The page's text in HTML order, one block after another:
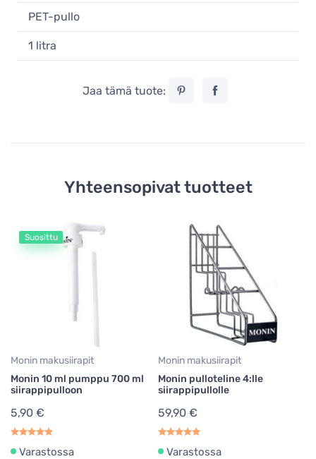
PET-pullo
1 litra
Jaa tämä tuote:
Yhteensopivat tuotteet
Suosittu
Monin makusiirapit
Monin 10 ml pumppu 700 ml
siirappipulloon
5,90 €
Varastossa
Monin makusiirapit
Monin pulloteline 4:lle
siirappipullolle
59,90 €
Varastossa